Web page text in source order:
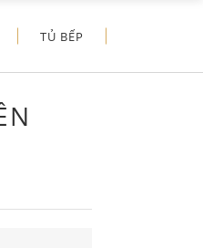
TỦ BẾP